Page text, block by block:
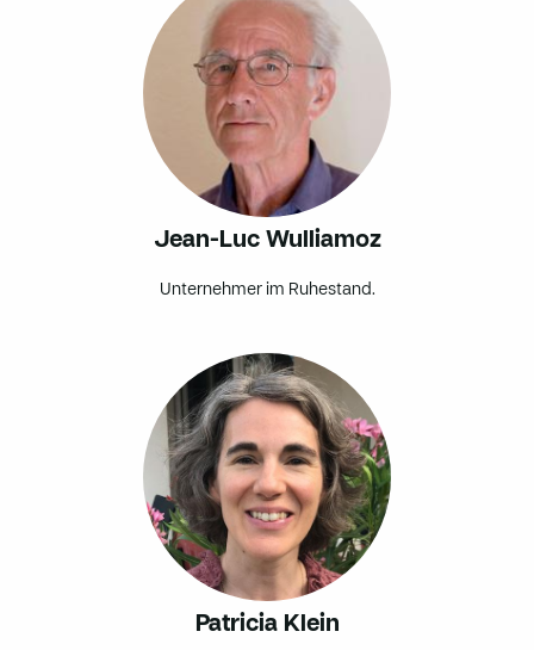
Jean-Luc Wulliamoz
Unternehmer im Ruhestand.
Patricia Klein